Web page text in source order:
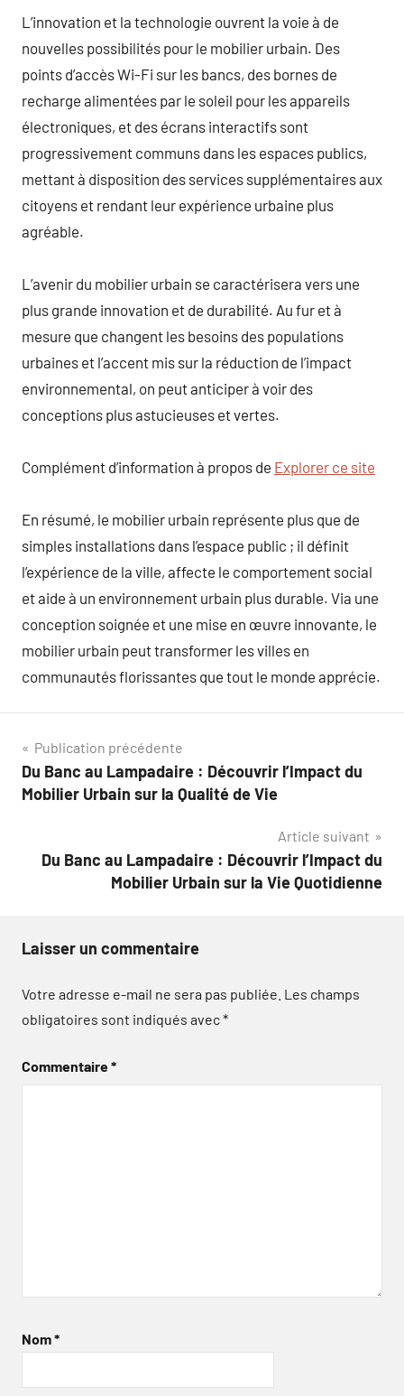
L’innovation et la technologie ouvrent la voie à de
nouvelles possibilités pour le mobilier urbain. Des
points d’accès Wi-Fi sur les bancs, des bornes de
recharge alimentées par le soleil pour les appareils
électroniques, et des écrans interactifs sont
progressivement communs dans les espaces publics,
mettant à disposition des services supplémentaires aux
citoyens et rendant leur expérience urbaine plus
agréable.
L’avenir du mobilier urbain se caractérisera vers une
plus grande innovation et de durabilité. Au fur et à
mesure que changent les besoins des populations
urbaines et l’accent mis sur la réduction de l’impact
environnemental, on peut anticiper à voir des
conceptions plus astucieuses et vertes.
Complément d’information à propos de Explorer ce site
En résumé, le mobilier urbain représente plus que de
simples installations dans l’espace public ; il définit
l’expérience de la ville, affecte le comportement social
et aide à un environnement urbain plus durable. Via une
conception soignée et une mise en œuvre innovante, le
mobilier urbain peut transformer les villes en
communautés florissantes que tout le monde apprécie.
Navigation
de
Publication précédente
Du Banc au Lampadaire : Découvrir l’Impact du
Mobilier Urbain sur la Qualité de Vie
Article suivant
Du Banc au Lampadaire : Découvrir l’Impact du
Mobilier Urbain sur la Vie Quotidienne
Laisser un commentaire
Votre adresse e-mail ne sera pas publiée. Les champs
obligatoires sont indiqués avec*
Commentaire*
Nom*